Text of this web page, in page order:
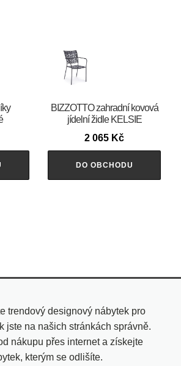
BIZZOTTO zahradní kovová
jídelní židle KELSIE
2 065 Kč
DO OBCHODU
trendový designový nábytek pro
jste na našich stránkách správně.
nákupu přes internet a získejte
kterým se odlišíte.